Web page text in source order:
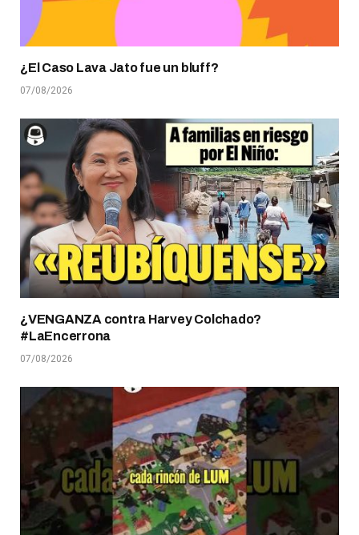
¿El Caso Lava Jato fue un bluff?
07/08/2026
¿VENGANZA contra Harvey Colchado?
#LaEncerrona
07/08/2026